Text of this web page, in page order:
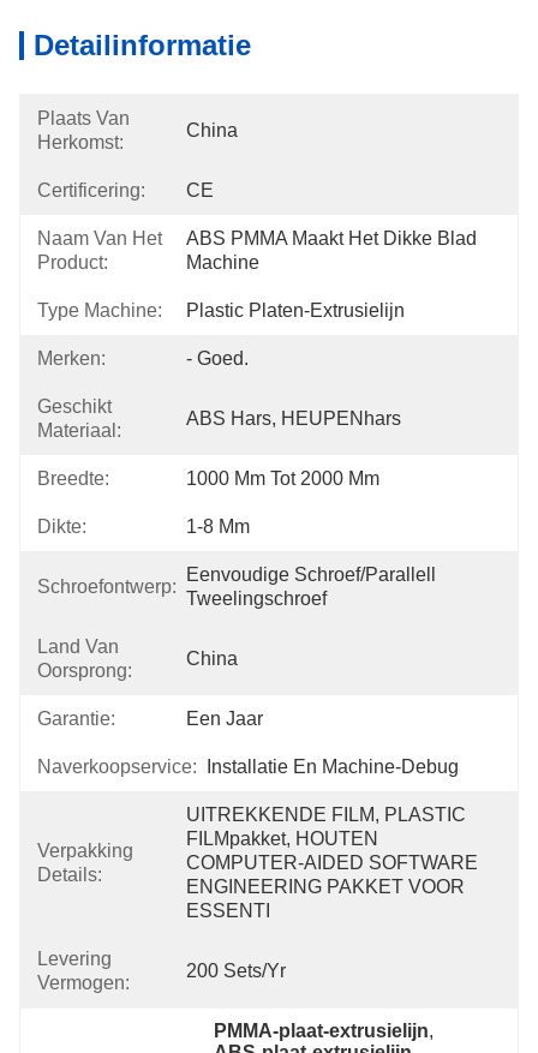
Detailinformatie
Plaats Van
Herkomst:
China
Certificering: CE
Naam Van Het
Product:
ABS PMMA Maakt Het Dikke Blad
Machine
Type Machine: Plastic Platen-Extrusielijn
Merken: - Goed.
Geschikt
Materiaal:
ABS Hars, HEUPENhars
Breedte: 1000 Mm Tot 2000 Mm
Dikte: 1-8 Mm
Schroefontwerp:
Eenvoudige Schroef/parallell
Tweelingschroef
Land Van
Oorsprong:
China
Garantie: Een Jaar
Naverkoopservice: Installatie En Machine-Debug
Verpakking
Details:
UITREKKENDE FILM, PLASTIC
FILMpakket, HOUTEN
COMPUTER-AIDED SOFTWARE
ENGINEERING PAKKET VOOR
ESSENTI
Levering
Vermogen:
200 Sets/yr
PMMA-plaat-extrusielijn,